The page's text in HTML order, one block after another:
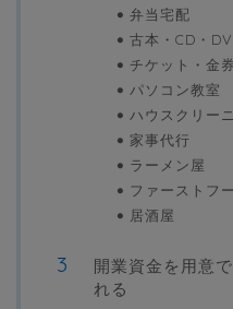
弁当宅配
古本・CD・
チケット・金
パソコン教室
ハウスクリー
家事代行
ラーメン屋
ファーストフ
居酒屋
開業資金を用意
れる